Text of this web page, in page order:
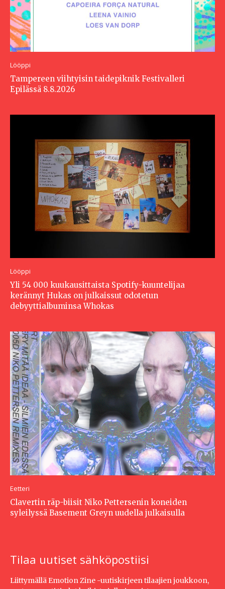
Lööppi
Tampereen viihtyisin taidepiknik Festivalleri
Epilässä 8.8.2026
Lööppi
Yli 54 000 kuukausittaista Spotify-kuuntelijaa
kerännyt Hukas on julkaissut odotetun
debyyttialbuminsa Whokas
Eetteri
Clavertin räp-biisit Niko Pettersenin koneiden
syleilyssä Basement Greyn uudella julkaisulla
Tilaa uutiset sähköpostiisi
Liittymällä Emotion Zine -uutiskirjeen tilaajien joukkoon,